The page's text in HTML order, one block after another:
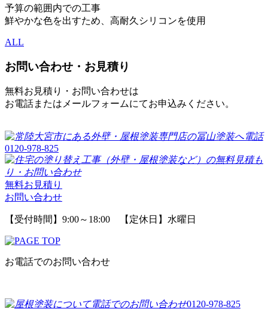
予算の範囲内での工事
鮮やかな色を出すため、高耐久シリコンを使用
ALL
お問い合わせ・お見積り
無料お見積り・お問い合わせは
お電話またはメールフォームにてお申込みください。
0120-978-825
無料お見積り
お問い合わせ
【受付時間】9:00～18:00 【定休日】水曜日
お電話でのお問い合わせ
0120-978-825